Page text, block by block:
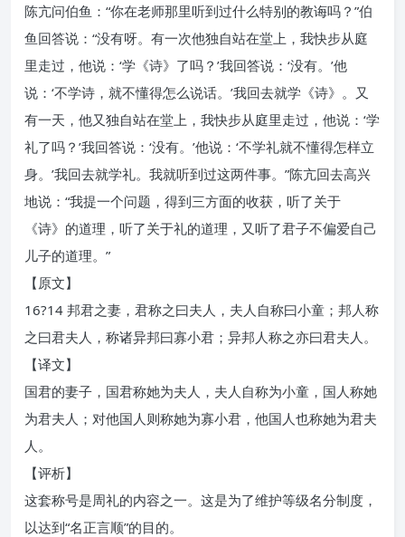
陈亢问伯鱼：“你在老师那里听到过什么特别的教诲吗？”伯
鱼回答说：“没有呀。有一次他独自站在堂上，我快步从庭
里走过，他说：‘学《诗》了吗？’我回答说：‘没有。’他
说：‘不学诗，就不懂得怎么说话。’我回去就学《诗》。又
有一天，他又独自站在堂上，我快步从庭里走过，他说：‘学
礼了吗？’我回答说：‘没有。’他说：‘不学礼就不懂得怎样立
身。’我回去就学礼。我就听到过这两件事。”陈亢回去高兴
地说：“我提一个问题，得到三方面的收获，听了关于
《诗》的道理，听了关于礼的道理，又听了君子不偏爱自己
儿子的道理。”
【原文】
16?14 邦君之妻，君称之曰夫人，夫人自称曰小童；邦人称
之曰君夫人，称诸异邦曰寡小君；异邦人称之亦曰君夫人。
【译文】
国君的妻子，国君称她为夫人，夫人自称为小童，国人称她
为君夫人；对他国人则称她为寡小君，他国人也称她为君夫
人。
【评析】
这套称号是周礼的内容之一。这是为了维护等级名分制度，
以达到“名正言顺”的目的。